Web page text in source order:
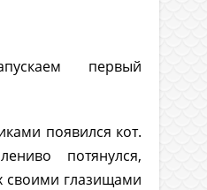
первый
появился кот.
потянулся,
своими глазищами